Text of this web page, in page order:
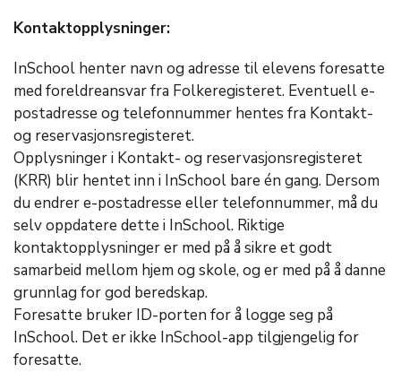
Kontaktopplysninger:
InSchool henter navn og adresse til elevens foresatte
med foreldreansvar fra Folkeregisteret. Eventuell e-
postadresse og telefonnummer hentes fra Kontakt-
og reservasjonsregisteret.
Opplysninger i Kontakt- og reservasjonsregisteret
(KRR) blir hentet inn i InSchool bare én gang. Dersom
du endrer e-postadresse eller telefonnummer, må du
selv oppdatere dette i InSchool. Riktige
kontaktopplysninger er med på å sikre et godt
samarbeid mellom hjem og skole, og er med på å danne
grunnlag for god beredskap.
Foresatte bruker ID-porten for å logge seg på
InSchool. Det er ikke InSchool-app tilgjengelig for
foresatte.